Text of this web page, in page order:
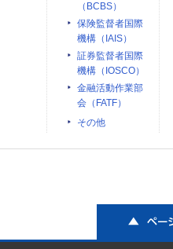
（BCBS）
保険監督者国際
機構（IAIS）
証券監督者国際
機構（IOSCO）
金融活動作業部
会（FATF）
その他